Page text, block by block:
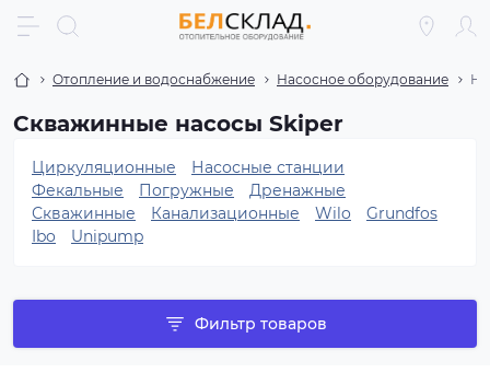
Отопление и водоснабжение Насосное оборудование
Скважинные насосы Skiper
Циркуляционные
Насосные станции
Фекальные
Погружные
Дренажные
Скважинные
Канализационные Wilo
Grundfos
Ibo
Unipump
Фильтр товаров